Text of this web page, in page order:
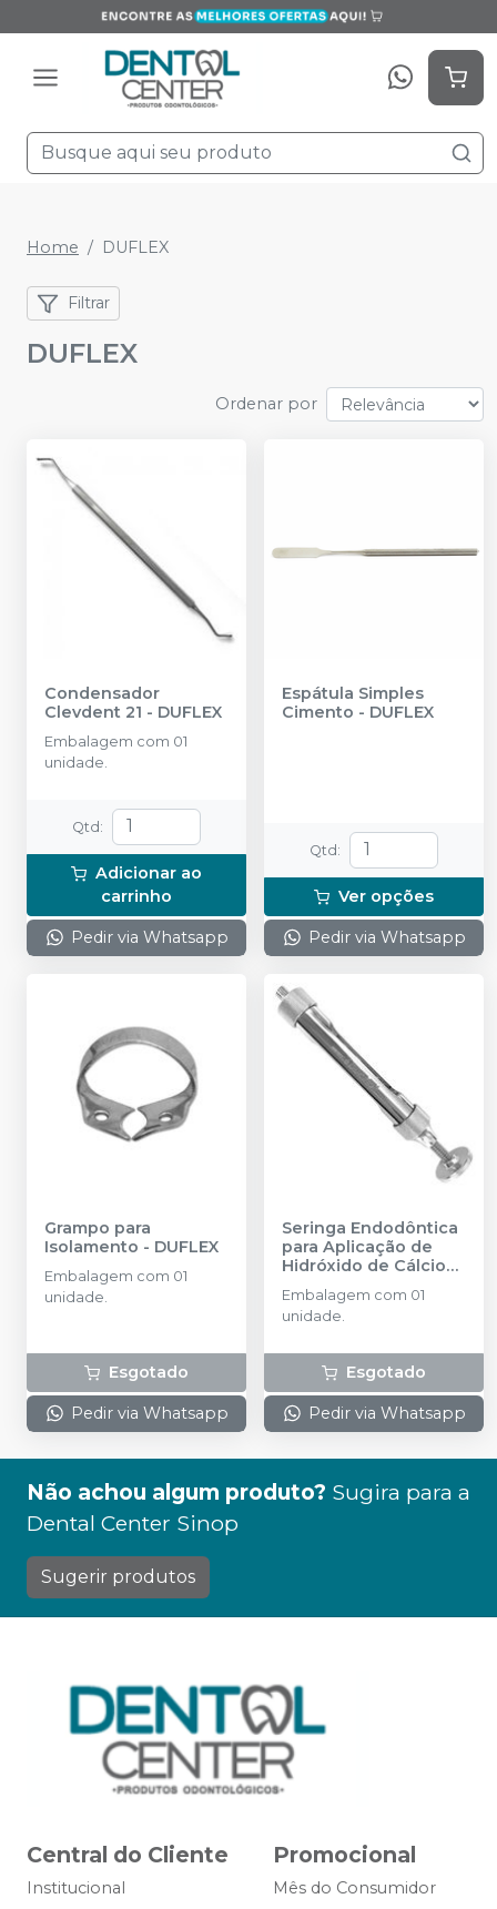
Home DUFLEX
Filtrar
DUFLEX
Ordenar por
Condensador
Clevdent 21 - DUFLEX
Embalagem com 01
unidade.
Qtd :
Adicionar ao
carrinho
Pedir via Whatsapp
Espátula Simples
Cimento - DUFLEX
Qtd :
Ver opções
Pedir via Whatsapp
Grampo para
Isolamento - DUFLEX
Embalagem com 01
unidade.
Esgotado
Pedir via Whatsapp
Seringa Endodôntica
para Aplicação de
Hidróxido de Cálcio
(ML)
-
Embalagem com 01
unidade.
Esgotado
Pedir via Whatsapp
Não achou algum produto? Sugira para a
Dental Center Sinop
Sugerir produtos
Central do Cliente
Institucional
Promocional
Mês do Consumidor